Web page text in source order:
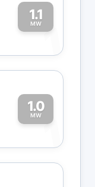
1.1
MW1
1.0
MW1